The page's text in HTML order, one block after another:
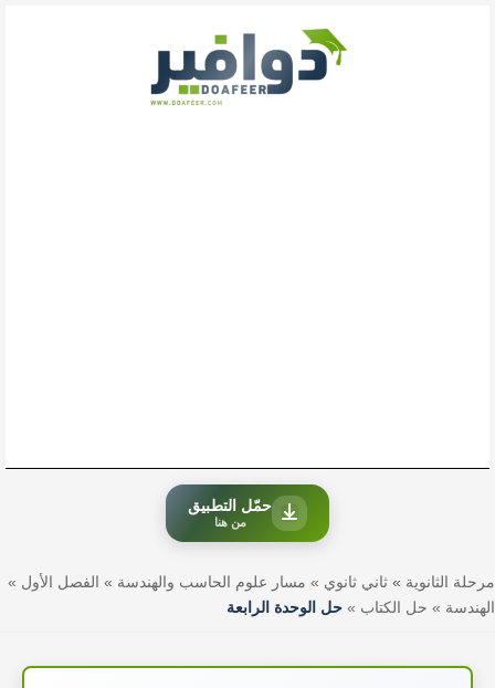
حمّل التطبيق
من هنا
مرحلة الثانوية » ثاني ثانوي » مسار علوم الحاسب والهندسة » الفصل الأول »
الهندسة » حل الكتاب » حل الوحدة الرابعة